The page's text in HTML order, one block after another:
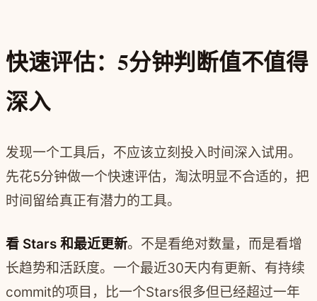
快速评估：5分钟判断值不值得
深入
发现一个工具后，不应该立刻投入时间深入试用。
先花5分钟做一个快速评估，淘汰明显不合适的，把
时间留给真正有潜力的工具。
看 Stars 和最近更新。不是看绝对数量，而是看增
长趋势和活跃度。一个最近30天内有更新、有持续
commit的项目，比一个Stars很多但已经超过一年